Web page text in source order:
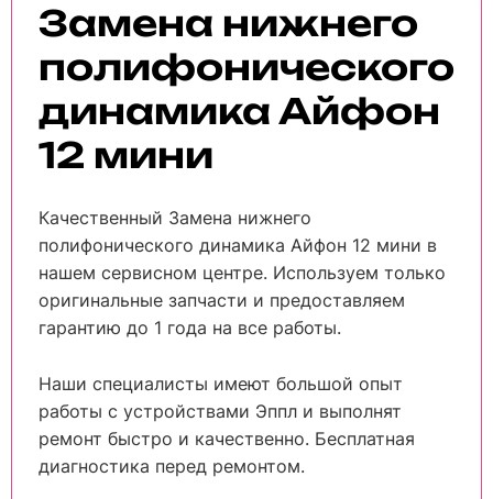
Замена нижнего
полифонического
динамика Айфон
12 мини
Качественный Замена нижнего
полифонического динамика Айфон 12 мини в
нашем сервисном центре. Используем только
оригинальные запчасти и предоставляем
гарантию до 1 года на все работы.
Наши специалисты имеют большой опыт
работы с устройствами Эппл и выполнят
ремонт быстро и качественно. Бесплатная
диагностика перед ремонтом.